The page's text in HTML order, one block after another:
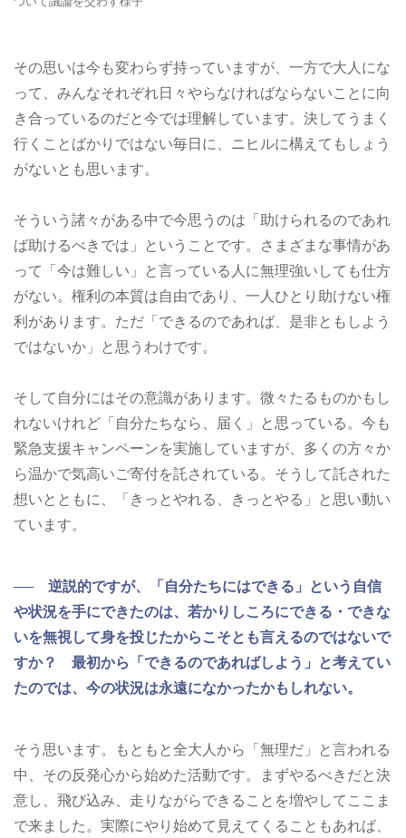
その思いは今も変わらず持っていますが、一方で大人にな
って、みんなそれぞれ日々やらなければならないことに向
き合っているのだと今では理解しています。決してうまく
行くことばかりではない毎日に、ニヒルに構えてもしょう
がないとも思います。
そういう諸々がある中で今思うのは「助けられるのであれ
ば助けるべきでは」ということです。さまざまな事情があ
って「今は難しい」と言っている人に無理強いしても仕方
がない。権利の本質は自由であり、一人ひとり助けない権
利があります。ただ「できるのであれば、是非ともしよう
ではないか」と思うわけです。
そして自分にはその意識があります。微々たるものかもし
れないけれど「自分たちなら、届く」と思っている。今も
緊急支援キャンペーンを実施していますが、多くの方々か
ら温かで気高いご寄付を託されている。そうして託された
想いとともに、「きっとやれる、きっとやる」と思い動い
ています。
── 逆説的ですが、「自分たちにはできる」という自信
や状況を手にできたのは、若かりしころにできる・できな
いを無視して身を投じたからこそとも言えるのではないで
すか？ 最初から「できるのであればしよう」と考えてい
たのでは、今の状況は永遠になかったかもしれない。
そう思います。もともと全大人から「無理だ」と言われる
中、その反発心から始めた活動です。まずやるべきだと決
意し、飛び込み、走りながらできることを増やしてここま
で来ました。実際にやり始めて見えてくることもあれば、